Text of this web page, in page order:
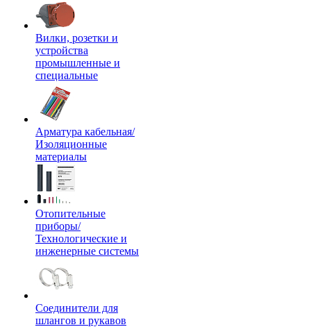
Вилки, розетки и
устройства
промышленные и
специальные
Арматура кабельная/
Изоляционные
материалы
Отопительные
приборы/
Технологические и
инженерные системы
Соединители для
шлангов и рукавов